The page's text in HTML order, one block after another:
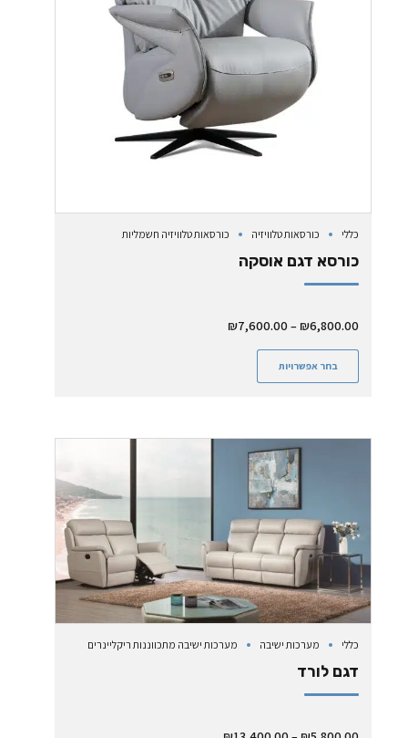
כללי כורסאות טלוויזיה כורסאות טלוויזיה חשמליות
כורסא דגם אוסקה
₪6,800.00
–
₪7,600.00
בחר אפשרויות
כללי מערכות ישיבה מערכות ישיבה מתכווננות ריקליינרים
דגם לורד